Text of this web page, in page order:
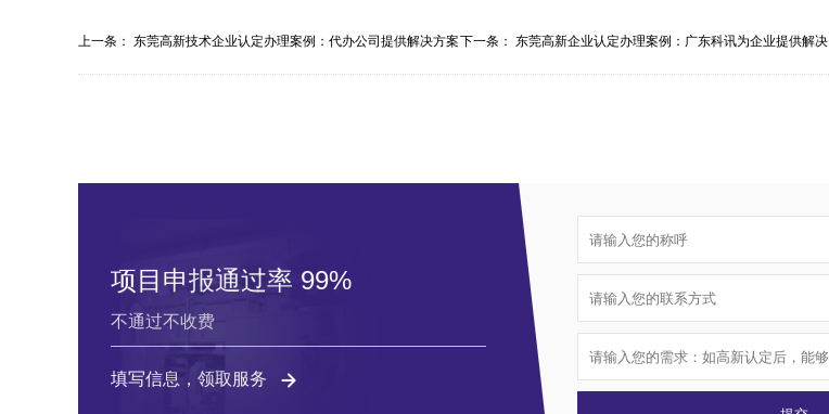
上一条： 东莞高新技术企业认定办理案例：代办公司提供解决方案下一条： 东莞高新企业认定办理案例：广东科讯为企业提供解决
项目申报通过率 99%
不通过不收费
填写信息，领取服务